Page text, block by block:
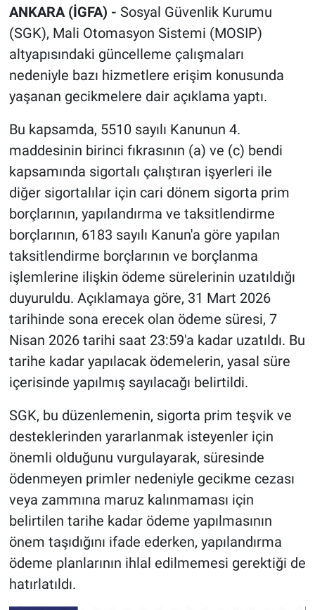
ANKARA (İGFA) - Sosyal Güvenlik Kurumu
(SGK), Mali Otomasyon Sistemi (MOSIP)
altyapısındaki güncelleme çalışmaları
nedeniyle bazı hizmetlere erişim konusunda
yaşanan gecikmelere dair açıklama yaptı.
Bu kapsamda, 5510 sayılı Kanunun 4.
maddesinin birinci fıkrasının (a) ve (c) bendi
kapsamında sigortalı çalıştıran işyerleri ile
diğer sigortalılar için cari dönem sigorta prim
borçlarının, yapılandırma ve taksitlendirme
borçlarının, 6183 sayılı Kanun'a göre yapılan
taksitlendirme borçlarının ve borçlanma
işlemlerine ilişkin ödeme sürelerinin uzatıldığı
duyuruldu. Açıklamaya göre, 31 Mart 2026
tarihinde sona erecek olan ödeme süresi, 7
Nisan 2026 tarihi saat 23:59'a kadar uzatıldı. Bu
tarihe kadar yapılacak ödemelerin, yasal süre
içerisinde yapılmış sayılacağı belirtildi.
SGK, bu düzenlemenin, sigorta prim teşvik ve
desteklerinden yararlanmak isteyenler için
önemli olduğunu vurgulayarak, süresinde
ödenmeyen primler nedeniyle gecikme cezası
veya zammına maruz kalınmaması için
belirtilen tarihe kadar ödeme yapılmasının
önem taşıdığını ifade ederken, yapılandırma
ödeme planlarının ihlal edilmemesi gerektiği de
hatırlatıldı.